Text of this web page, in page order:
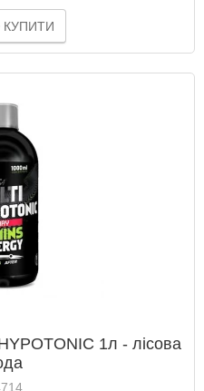
КУПИТИ
1л - лісова